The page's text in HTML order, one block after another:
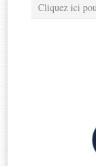
Cliquez ici